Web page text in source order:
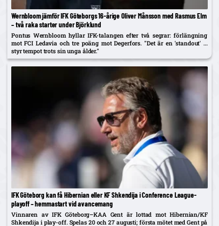
Wernbloom jämför IFK Göteborgs 16-årige Oliver Månsson med Rasmus Elm
– två raka starter under Björklund
Pontus Wernbloom hyllar IFK-talangen efter två segrar: förlängning
mot FCI Ledavia och tre poäng mot Degerfors. "Det är en 'standout' ...
styr tempot trots sin unga ålder."
IFK Göteborg kan få Hibernian eller KF Shkendija i Conference League-
playoff – hemmastart vid avancemang
Vinnaren av IFK Göteborg–KAA Gent är lottad mot Hibernian/KF
Shkendija i play-off. Spelas 20 och 27 augusti; första mötet med Gent på